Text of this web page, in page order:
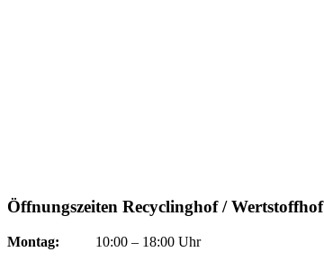
Öffnungszeiten Recyclinghof / Wertstoffhof
Montag: 10:00 – 18:00 Uhr